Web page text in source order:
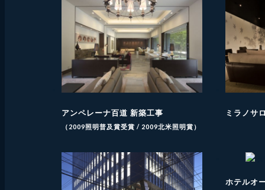
アンペレーナ百道 新築工事
（2009照明普及賞受賞 / 2009北米照明賞）
ミラノサ
ホテルオ